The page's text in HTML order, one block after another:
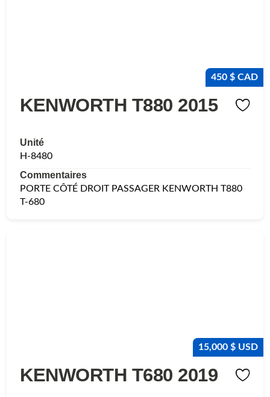
450 $ CAD
KENWORTH T880 2015
Unité
H-8480
Commentaires
PORTE CÔTÉ DROIT PASSAGER KENWORTH T880
T-680
15,000 $ USD
KENWORTH T680 2019